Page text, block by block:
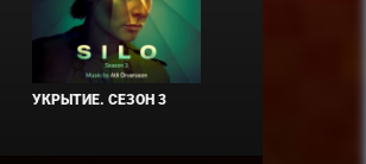
УКРЫТИЕ. СЕЗОН 3